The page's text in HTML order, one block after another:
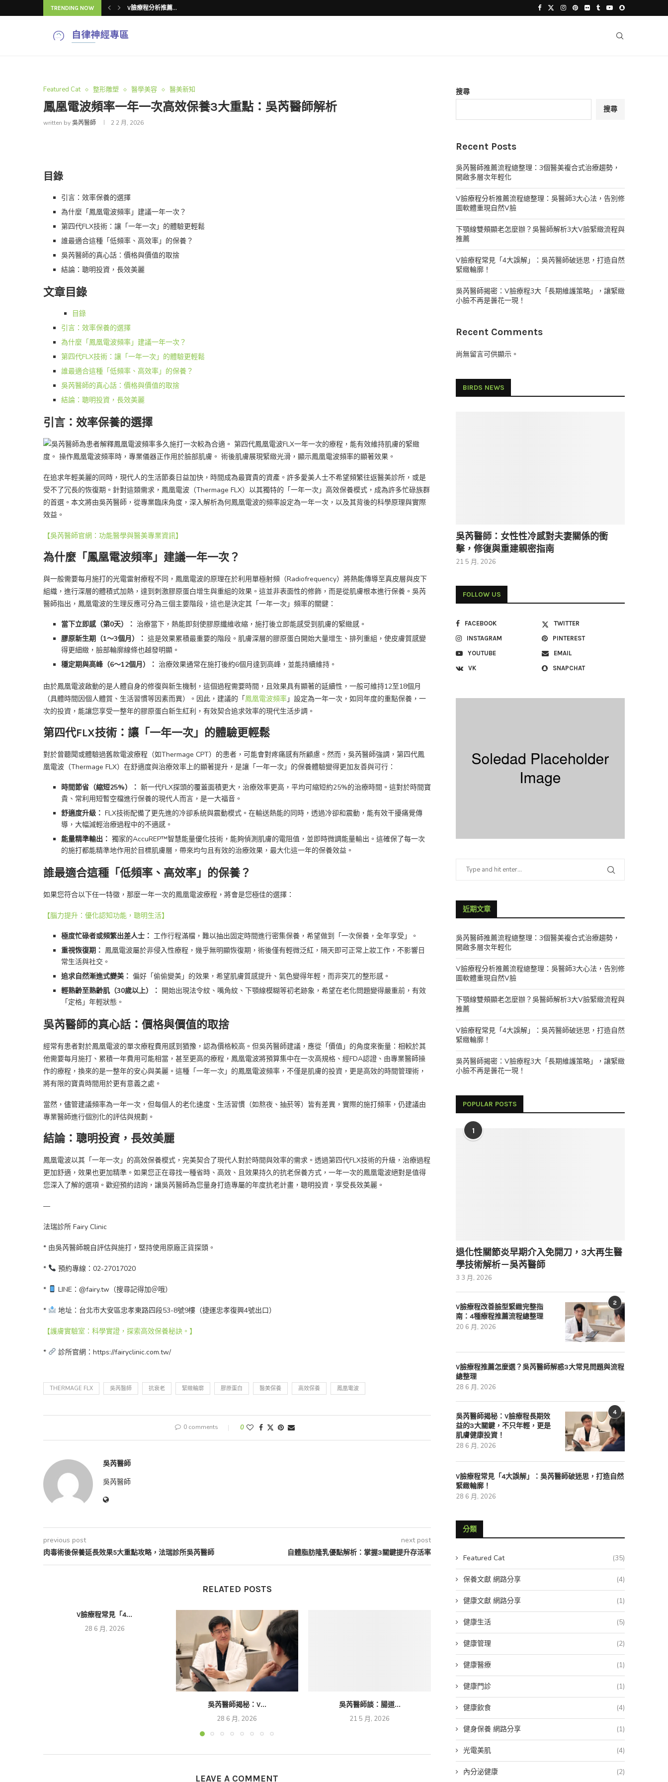
TRENDING NOW 下顎線雙頰顯老怎...
Featured Cat 整形雕塑 醫學美容 醫美新知
鳳凰電波頻率一年一次高效保養3大重點：吳芮醫師解析
written by吳芮醫師 2 2 月, 2026
目錄
引言：效率保養的選擇
為什麼「鳳凰電波頻率」建議一年一次？
第四代FLX技術：讓「一年一次」的體驗更輕鬆
誰最適合這種「低頻率、高效率」的保養？
吳芮醫師的真心話：價格與價值的取捨
結論：聰明投資，長效美麗
文章目錄
目錄
引言：效率保養的選擇
為什麼「鳳凰電波頻率」建議一年一次？
第四代FLX技術：讓「一年一次」的體驗更輕鬆
誰最適合這種「低頻率、高效率」的保養？
吳芮醫師的真心話：價格與價值的取捨
結論：聰明投資，長效美麗
引言：效率保養的選擇
在追求年輕美麗的同時，現代人的生活節奏日益加快，時間成為最寶貴的資產。許多愛美人士不希望頻繁往返醫美診所，或是
受不了冗長的恢復期。針對這類需求，鳳凰電波（Thermage FLX）以其獨特的「一年一次」高效保養模式，成為許多忙碌族群
的首選。本文將由吳芮醫師，從專業臨床角度，深入解析為何鳳凰電波的頻率設定為一年一次，以及其背後的科學原理與實際
效益。
【吳芮醫師官網：功能醫學與醫美專業資訊】
為什麼「鳳凰電波頻率」建議一年一次？
與一般需要每月施打的光電雷射療程不同，鳳凰電波的原理在於利用單極射頻（Radiofrequency）將熱能傳導至真皮層與皮下
組織，進行深層的體積式加熱，達到刺激膠原蛋白增生與重組的效果。這並非表面性的修飾，而是從肌膚根本進行保養。吳芮
醫師指出，鳳凰電波的生理反應可分為三個主要階段，這也是決定其「一年一次」頻率的關鍵：
當下立即感（第0天）： 治療當下，熱能即刻使膠原纖維收縮，施打後立即能感受到肌膚的緊緻感。
膠原新生期（1～3個月）： 這是效果累積最重要的階段。肌膚深層的膠原蛋白開始大量增生、排列重組，使皮膚質感變
得更細緻，臉部輪廓線條也越發明顯。
穩定期與高峰（6～12個月）： 治療效果通常在施打後約6個月達到高峰，並能持續維持。
由於鳳凰電波啟動的是人體自身的修復與新生機制，這個過程需要時間，且效果具有顯著的延續性，一般可維持12至18個月
（具體時間因個人體質、生活習慣等因素而異）。因此，建議的「鳳凰電波頻率」設定為一年一次，如同年度的重點保養，一
次的投資，能讓您享受一整年的膠原蛋白新生紅利，有效契合追求效率的現代生活步調。
第四代FLX技術：讓「一年一次」的體驗更輕鬆
對於曾聽聞或體驗過舊款電波療程（如Thermage CPT）的患者，可能會對疼痛感有所顧慮。然而，吳芮醫師強調，第四代鳳
凰電波（Thermage FLX）在舒適度與治療效率上的顯著提升，是讓「一年一次」的保養體驗變得更加友善與可行：
時間節省（縮短25%）： 新一代FLX探頭的覆蓋面積更大，治療效率更高，平均可縮短約25%的治療時間。這對於時間寶
貴、常利用短暫空檔進行保養的現代人而言，是一大福音。
舒適度升級： FLX技術配備了更先進的冷卻系統與震動模式。在輸送熱能的同時，透過冷卻和震動，能有效干擾痛覺傳
導，大幅減輕治療過程中的不適感。
能量精準輸出： 獨家的AccuREP™智慧能量優化技術，能夠偵測肌膚的電阻值，並即時微調能量輸出。這確保了每一次
的施打都能精準地作用於目標肌膚層，帶來均勻且有效的治療效果，最大化這一年的保養效益。
誰最適合這種「低頻率、高效率」的保養？
如果您符合以下任一特徵，那麼一年一次的鳳凰電波療程，將會是您極佳的選擇：
【腦力提升：優化認知功能，聰明生活】
極度忙碌者或頻繁出差人士： 工作行程滿檔，難以抽出固定時間進行密集保養，希望做到「一次保養，全年享受」。
重視恢復期： 鳳凰電波屬於非侵入性療程，幾乎無明顯恢復期，術後僅有輕微泛紅，隔天即可正常上妝工作，不影響日
常生活與社交。
追求自然漸進式變美： 偏好「偷偷變美」的效果，希望肌膚質感提升、氣色變得年輕，而非突兀的整形感。
輕熟齡至熟齡肌（30歲以上）： 開始出現法令紋、嘴角紋、下顎線模糊等初老跡象，希望在老化問題變得嚴重前，有效
「定格」年輕狀態。
吳芮醫師的真心話：價格與價值的取捨
經常有患者對於鳳凰電波的單次療程費用感到猶豫，認為價格較高。但吳芮醫師建議，應從「價值」的角度來衡量：相較於其
他需要每月施打、累積一年費用可能相當，甚至更高的療程，鳳凰電波將預算集中在一次高規格、經FDA認證、由專業醫師操
作的療程，換來的是一整年的安心與美麗。這種「一年一次」的鳳凰電波頻率，不僅是肌膚的投資，更是高效的時間管理術，
將有限的寶貴時間用於更有意義之處。
當然，儘管建議頻率為一年一次，但每個人的老化速度、生活習慣（如熬夜、抽菸等）皆有差異，實際的施打頻率，仍建議由
專業醫師進行個別化的評估與規劃。
結論：聰明投資，長效美麗
鳳凰電波以其「一年一次」的高效保養模式，完美契合了現代人對於時間與效率的需求。透過第四代FLX技術的升級，治療過程
更加舒適，效果也更加精準。如果您正在尋找一種省時、高效、且效果持久的抗老保養方式，一年一次的鳳凰電波絕對是值得
您深入了解的選項。歡迎預約諮詢，讓吳芮醫師為您量身打造專屬的年度抗老計畫，聰明投資，享受長效美麗。
—
法瑞診所 Fairy Clinic
* 由吳芮醫師親自評估與施打，堅持使用原廠正貨探頭。
* 預約專線：02-27017020
* LINE：@fairy.tw（搜尋記得加＠哦）
* 地址：台北市大安區忠孝東路四段53-8號9樓（捷運忠孝復興4號出口）
【護膚實驗室：科學實證，探索高效保養秘訣。】
* 診所官網：https://fairyclinic.com.tw/
THERMAGE FLX 吳芮醫師 抗衰老 緊緻輪廓 膠原蛋白 醫美保養 高效保養 鳳凰電波
0 comments 0
吳芮醫師
吳芮醫師
previous post
肉毒術後保養延長效果5大重點攻略，法瑞診所吳芮醫師
next post
自體脂肪隆乳優點解析：掌握3關鍵提升存活率
RELATED POSTS
V臉療程常見「4...
28 6 月, 2026
吳芮醫師揭秘：V...
28 6 月, 2026
吳芮醫師談：腸道...
21 5 月, 2026
吳芮醫師：女性性...
21 5 月, 2026
減肥針風險評估指...
28 3 月, 2026
LEAVE A COMMENT
搜尋
搜尋
Recent Posts
吳芮醫師推薦流程總整理：3個醫美複合式治療趨勢，
開啟多層次年輕化
V臉療程分析推薦流程總整理：吳醫師3大心法，告別修
圖軟體重現自然V臉
下顎線雙頰顯老怎麼辦？吳醫師解析3大V臉緊緻流程與
推薦
V臉療程常見「4大誤解」：吳芮醫師破迷思，打造自然
緊緻輪廓！
吳芮醫師揭密：V臉療程3大「長期維護策略」，讓緊緻
小臉不再是曇花一現！
Recent Comments
尚無留言可供顯示。
BIRDS NEWS
吳芮醫師：女性性冷感對夫妻關係的衝
擊，修復與重建親密指南
21 5 月, 2026
FOLLOW US
FACEBOOK
TWITTER
INSTAGRAM
PINTEREST
YOUTUBE
EMAIL
VK
SNAPCHAT
近期文章
吳芮醫師推薦流程總整理：3個醫美複合式治療趨勢，
開啟多層次年輕化
V臉療程分析推薦流程總整理：吳醫師3大心法，告別修
圖軟體重現自然V臉
下顎線雙頰顯老怎麼辦？吳醫師解析3大V臉緊緻流程與
推薦
V臉療程常見「4大誤解」：吳芮醫師破迷思，打造自然
緊緻輪廓！
吳芮醫師揭密：V臉療程3大「長期維護策略」，讓緊緻
小臉不再是曇花一現！
POPULAR POSTS
1
退化性關節炎早期介入免開刀，3大再生醫
學技術解析－吳芮醫師
3 3 月, 2026
2
V臉療程改善臉型緊緻完整指
南：4種療程推薦流程總整理
20 6 月, 2026
V臉療程推薦怎麼選？吳芮醫師解惑3大常見問題與流程
總整理
28 6 月, 2026
4
吳芮醫師揭秘：V臉療程長期效
益的3大關鍵，不只年輕，更是
肌膚健康投資！
28 6 月, 2026
V臉療程常見「4大誤解」：吳芮醫師破迷思，打造自然
緊緻輪廓！
28 6 月, 2026
分類
Featured Cat (35)
保養文獻 網路分享 (4)
健康文獻 網路分享 (1)
健康生活 (5)
健康管理 (2)
健康醫療 (1)
健康門診 (1)
健康飲食 (4)
健身保養 網路分享 (1)
光電美肌 (4)
內分泌健康 (2)